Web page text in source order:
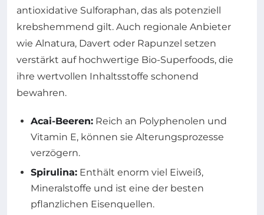
antioxidative Sulforaphan, das als potenziell
krebshemmend gilt. Auch regionale Anbieter
wie Alnatura, Davert oder Rapunzel setzen
verstärkt auf hochwertige Bio-Superfoods, die
ihre wertvollen Inhaltsstoffe schonend
bewahren.
Acai-Beeren: Reich an Polyphenolen und
Vitamin E, können sie Alterungsprozesse
verzögern.
Spirulina: Enthält enorm viel Eiweiß,
Mineralstoffe und ist eine der besten
pflanzlichen Eisenquellen.